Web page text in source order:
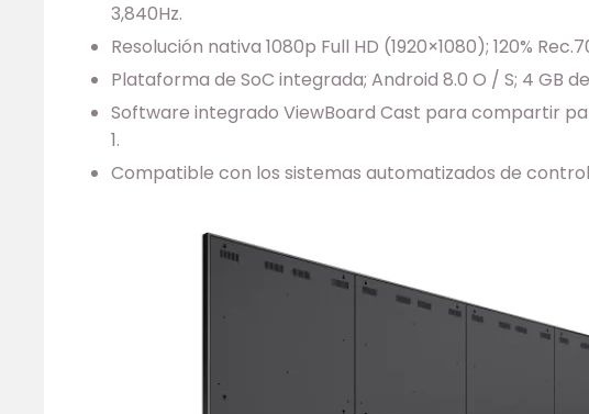
3,840Hz.
Resolución nativa 1080p Full HD (1920×1080); 120%
Plataforma de SoC integrada; Android 8.0 O / S; 4 GB
Software integrado ViewBoard Cast para compartir
1.
Compatible con los sistemas automatizados de